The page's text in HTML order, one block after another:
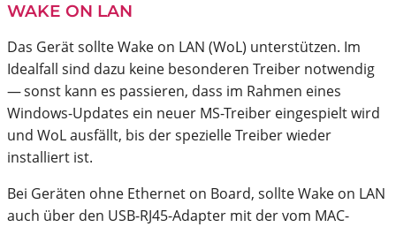
WAKE ON LAN
Das Gerät sollte Wake on LAN (WoL) unterstützen. Im
Idealfall sind dazu keine besonderen Treiber notwendig
— sonst kann es passieren, dass im Rahmen eines
Windows-Updates ein neuer MS-Treiber eingespielt wird
und WoL ausfällt, bis der spezielle Treiber wieder
installiert ist.
Bei Geräten ohne Ethernet on Board, sollte Wake on LAN
auch über den USB-RJ45-Adapter mit der vom MAC-